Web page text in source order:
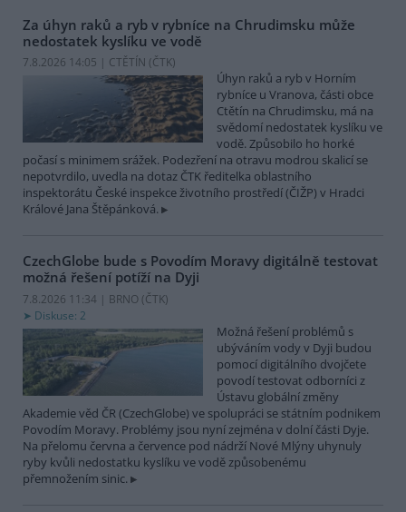
Za úhyn raků a ryb v rybníce na Chrudimsku může
nedostatek kyslíku ve vodě
7.8.2026 14:05 | CTĚTÍN (ČTK)
Úhyn raků a ryb v Horním
rybníce u Vranova, části obce
Ctětín na Chrudimsku, má na
svědomí nedostatek kyslíku ve
vodě. Způsobilo ho horké
počasí s minimem srážek. Podezření na otravu modrou skalicí se
nepotvrdilo, uvedla na dotaz ČTK ředitelka oblastního
inspektorátu České inspekce životního prostředí (ČIŽP) v Hradci
Králové Jana Štěpánková.
CzechGlobe bude s Povodím Moravy digitálně testovat
možná řešení potíží na Dyji
7.8.2026 11:34 | BRNO (ČTK)
Diskuse: 2
Možná řešení problémů s
ubýváním vody v Dyji budou
pomocí digitálního dvojčete
povodí testovat odborníci z
Ústavu globální změny
Akademie věd ČR (CzechGlobe) ve spolupráci se státním podnikem
Povodím Moravy. Problémy jsou nyní zejména v dolní části Dyje.
Na přelomu června a července pod nádrží Nové Mlýny uhynuly
ryby kvůli nedostatku kyslíku ve vodě způsobenému
přemnožením sinic.